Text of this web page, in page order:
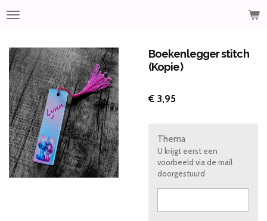
Ga
de
hoofdinhoud
Boekenlegger stitch
(Kopie)
€ 3,95
Thema
U krijgt eerst een
voorbeeld via de mail
doorgestuurd